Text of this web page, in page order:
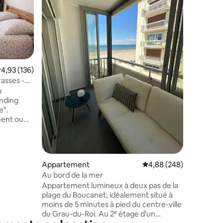
: 4,78 sur 5
moyenne sur la base de 136 commentaires : 4,93 sur 5
4,93 (136)
-
ou
Appartement Évaluation moyenne
4,88 (248)
Au bord de la mer
Appartement lumineux à deux pas de la
plage du Boucanet, idéalement situé à
moins de 5 minutes à pied du centre-ville
du Grau-du-Roi. Au 2ᵉ étage d'un